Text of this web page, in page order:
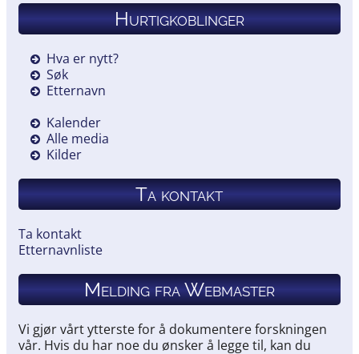
Hurtigkoblinger
Hva er nytt?
Søk
Etternavn
Kalender
Alle media
Kilder
Ta kontakt
Ta kontakt
Etternavnliste
Melding fra Webmaster
Vi gjør vårt ytterste for å dokumentere forskningen
vår. Hvis du har noe du ønsker å legge til, kan du